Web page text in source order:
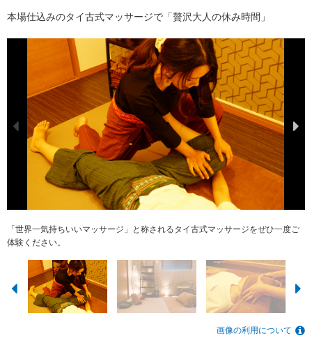
本場仕込みのタイ古式マッサージで「贅沢大人の休み時間」
「世界一気持ちいいマッサージ」と称されるタイ古式マッサージをぜひ一度ご
体験ください。
完全個室のプライベートサロンです。
大人気のドライヘッドスパ付き！
つま先から頭の先まで全身アプローチ！
サロン内は心安らぐ時を過ごして頂けるよう、落ち着いた色味で統一しており
ます。
フットリフレクソロジーで足元から血行促進♪
普段自分では伸ばせられない箇所をじんわり伸ばすストレッチ多めの施術♪
アロマオイルマッサージはその日の気分に合ったアロマをお選びいただけます♪
画像の利用について